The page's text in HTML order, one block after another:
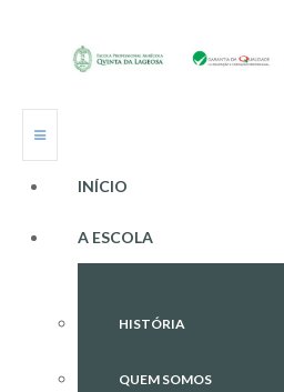
INÍCIO
A ESCOLA
HISTÓRIA
QUEM SOMOS